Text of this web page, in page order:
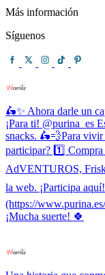
Más información
Síguenos
🛵✨ Ahora darle un
¡Para ti! @purina_es
snacks. 🛵💨Para
participar? 1️⃣
AdVENTUROS,
la web. ¡Participa
(https://
¡Mucha suerte! 🍀